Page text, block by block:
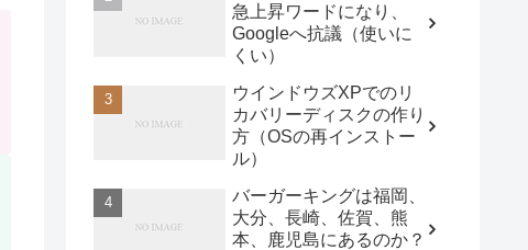
急上昇ワードになり、
Googleへ抗議（使いに
くい）
ウインドウズXPでのリ
カバリーディスクの作り
方（OSの再インストー
ル）
バーガーキングは福岡、
大分、長崎、佐賀、熊
本、鹿児島にあるのか？